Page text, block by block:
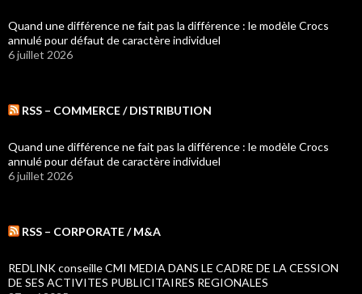
Quand une différence ne fait pas la différence : le modèle Crocs
annulé pour défaut de caractère individuel
6 juillet 2026
RSS – COMMERCE / DISTRIBUTION
Quand une différence ne fait pas la différence : le modèle Crocs
annulé pour défaut de caractère individuel
6 juillet 2026
RSS – CORPORATE / M&A
REDLINK conseille CMI MEDIA DANS LE CADRE DE LA CESSION
DE SES ACTIVITES PUBLICITAIRES REGIONALES